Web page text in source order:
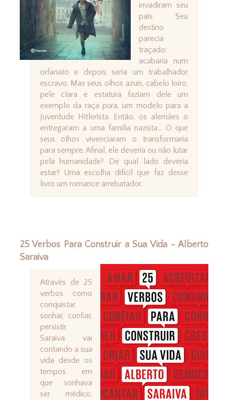
invadiram seu
país. Seu
destino
parecia
traçado:
acabaria num
orfanato e depois seria um trabalhador
escravo. Mas seus olhos azuis, cabelo loiro,
pele clara e estatura faziam dele um
exemplo da raça pura, um modelo para a
Juventude Hitlerista. Então, os alemães o
entregaram a uma família nazista... O que
seus olhos vivenciaram o transformaria
para sempre. Afinal, ele deveria ou não lutar
pela humanidade? De qual lado deveria
estar? Uma escolha difícil que faz desse
livro um romance arrebatador.
25 Verbos Para Construir a Sua Vida - Alberto
Saraiva
Através de 25
verbos como
conquistar,
sonhar, confiar,
persistir,
Saraiva vai
contando a sua
vida desde os
tempos em
que sonhava
ser médico,